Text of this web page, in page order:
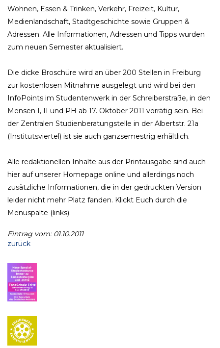
Wohnen, Essen & Trinken, Verkehr, Freizeit, Kultur,
Medienlandschaft, Stadtgeschichte sowie Gruppen &
Adressen. Alle Informationen, Adressen und Tipps wurden
zum neuen Semester aktualisiert.
Die dicke Broschüre wird an über 200 Stellen in Freiburg
zur kostenlosen Mitnahme ausgelegt und wird bei den
InfoPoints im Studentenwerk in der Schreiberstraße, in den
Mensen I, II und PH ab 17. Oktober 2011 vorrätig sein. Bei
der Zentralen Studienberatungstelle in der Albertstr. 21a
(Institutsviertel) ist sie auch ganzsemestrig erhältlich.
Alle redaktionellen Inhalte aus der Printausgabe sind auch
hier auf unserer Homepage online und allerdings noch
zusätzliche Informationen, die in der gedruckten Version
leider nicht mehr Platz fanden. Klickt Euch durch die
Menuspalte (links).
Eintrag vom: 01.10.2011
zurück